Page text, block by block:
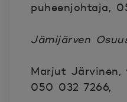
puheenjohtaja,
Jämijärven
Marjut Järvinen,
050 032 7266,